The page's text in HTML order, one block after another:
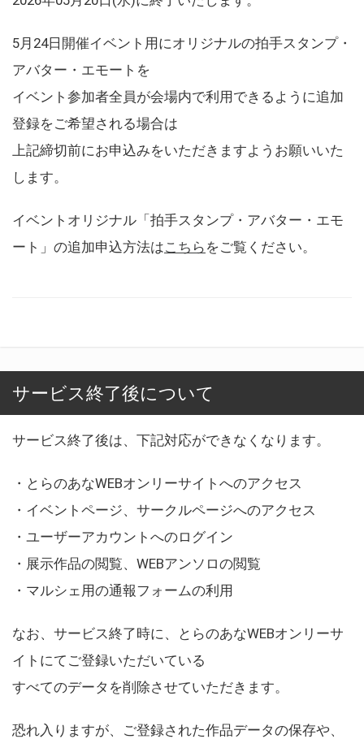
5月24日開催イベント用にオリジナルの拍手スタンプ・
アバター・エモートを
イベント参加者全員が会場内で利用できるように追加
登録をご希望される場合は
上記締切前にお申込みをいただきますようお願いいた
します。
イベントオリジナル「拍手スタンプ・アバター・エモ
ート」の追加申込方法はこちら をご覧ください。
サービス終了後について
サービス終了後は、下記対応ができなくなります。
・とらのあなWEBオンリーサイトへのアクセス
・イベントページ、サークルページへのアクセス
・ユーザーアカウントへのログイン
・展示作品の閲覧、WEBアンソロの閲覧
・マルシェ用の通報フォームの利用
なお、サービス終了時に、とらのあなWEBオンリーサ
イトにてご登録いただいている
すべてのデータを削除させていただきます。
恐れ入りますが、ご登録された作品データの保存や、